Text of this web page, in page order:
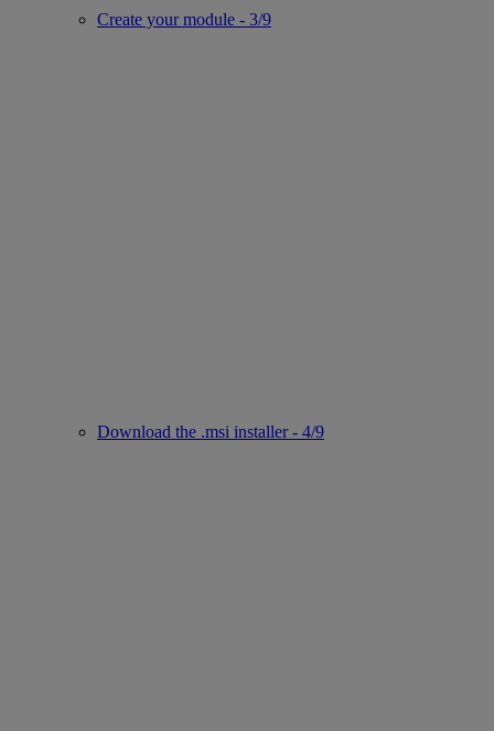
Create your module - 3/9
Download the .msi installer - 4/9